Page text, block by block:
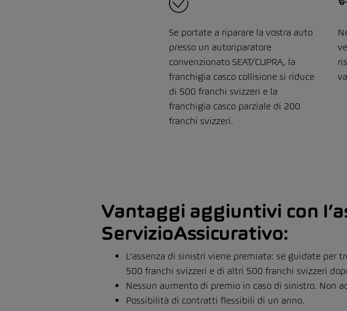
Se portate a riparare la vostra auto
presso un autoriparatore
convenzionato SEAT/CUPRA, la
franchigia casco collisione si riduce
di 500 franchi svizzeri e la
franchigia casco parziale di 200
franchi svizzeri.
Vantaggi aggiuntivi con
ServizioAssicurativo:
L’assenza di sinistri viene premiata: se guidate per
500 franchi svizzeri e di altri 500 franchi svizzeri
Nessun aumento di premio in caso di sinistro. Non
Possibilità di contratti flessibili di un anno.